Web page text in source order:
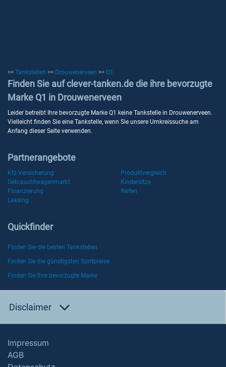
>> Tankstellen >> Drouwenerveen >> Q1
Finden Sie auf clever-tanken.de die ihre bevorzugte
Marke Q1 in Drouwenerveen
Leider betreibt Ihre bevorzugte Marke Q1 keine Tankstelle in Drouwenerveen.
Vielleicht finden Sie eine Tankstelle, wenn Sie unsere Umkreissuche am
Anfang dieser Seite verwenden.
Partnerangebote
Kfz-Versicherung
Produktvergleich
Gebrauchtwagenmarkt
Kindersitze
Finanzierung
Reifen
Leasing
Quickfinder
Finden Sie die besten Tankstellen
Finden Sie die günstigsten Spritpreise
Finden Sie Ihre bevorzugte Marke
Disclaimer
Impressum
AGB